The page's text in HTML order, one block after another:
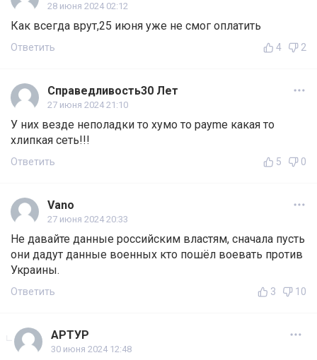
28 июня 2024 02:12
Как всегда врут,25 июня уже не смог оплатить
Ответить 4 2
Справедливость30 Лет
27 июня 2024 21:10
У них везде неполадки то хумо то payme какая то
хлипкая сеть!!!
Ответить 5 0
Vano
27 июня 2024 20:33
Не давайте данные российским властям, сначала пусть
они дадут данные военных кто пошёл воевать против
Украины.
Ответить 3 10
АРТУР
30 июня 2024 12:48